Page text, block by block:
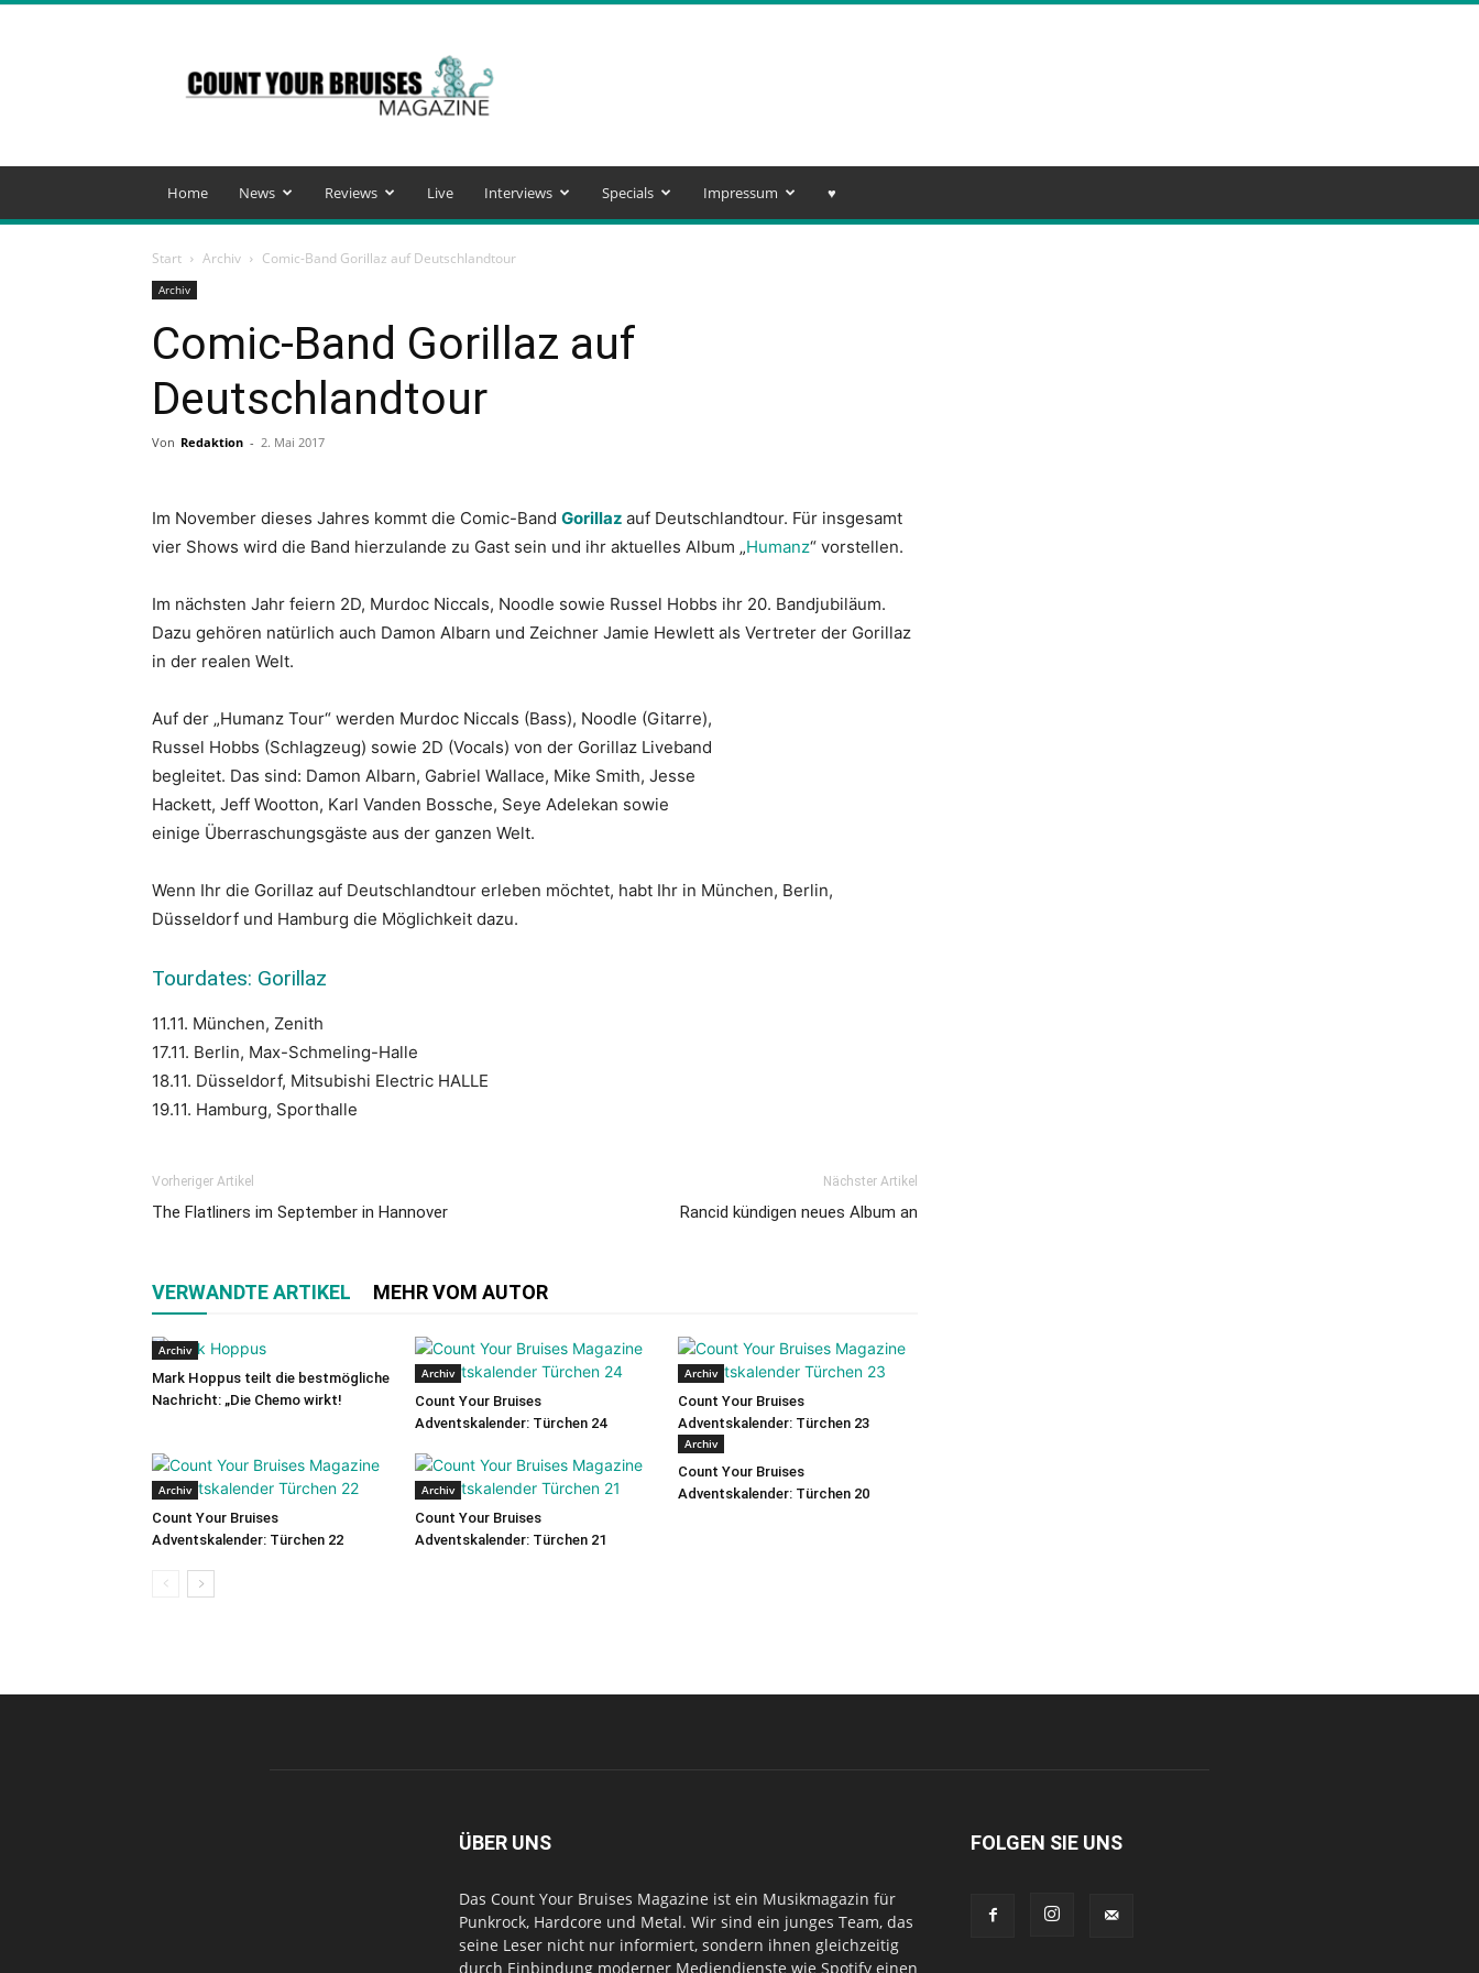
Your
Bruises
Magazine
Home News Reviews Live Interviews Specials Impressum ♥️
Start Archiv Comic-Band Gorillaz auf Deutschlandtour
Archiv
Comic-Band Gorillaz auf
Deutschlandtour
Von Redaktion - 2. Mai 2017
Im November dieses Jahres kommt die Comic-Band Gorillaz auf Deutschlandtour. Für insgesamt
vier Shows wird die Band hierzulande zu Gast sein und ihr aktuelles Album „Humanz“ vorstellen.
Im nächsten Jahr feiern 2D, Murdoc Niccals, Noodle sowie Russel Hobbs ihr 20. Bandjubiläum.
Dazu gehören natürlich auch Damon Albarn und Zeichner Jamie Hewlett als Vertreter der Gorillaz
in der realen Welt.
Auf der „Humanz Tour“ werden Murdoc Niccals (Bass), Noodle (Gitarre),
Russel Hobbs (Schlagzeug) sowie 2D (Vocals) von der Gorillaz Liveband
begleitet. Das sind: Damon Albarn, Gabriel Wallace, Mike Smith, Jesse
Hackett, Jeff Wootton, Karl Vanden Bossche, Seye Adelekan sowie
einige Überraschungsgäste aus der ganzen Welt.
Wenn Ihr die Gorillaz auf Deutschlandtour erleben möchtet, habt Ihr in München, Berlin,
Düsseldorf und Hamburg die Möglichkeit dazu.
Tourdates: Gorillaz
11.11. München, Zenith
17.11. Berlin, Max-Schmeling-Halle
18.11. Düsseldorf, Mitsubishi Electric HALLE
19.11. Hamburg, Sporthalle
Vorheriger Artikel
The Flatliners im September in Hannover
Nächster Artikel
Rancid kündigen neues Album an
VERWANDTE ARTIKEL MEHR VOM AUTOR
Archiv
Mark Hoppus teilt die bestmögliche
Nachricht: „Die Chemo wirkt!
Archiv
Count Your Bruises
Adventskalender: Türchen 24
Archiv
Count Your Bruises
Adventskalender: Türchen 23
Archiv
Count Your Bruises
Adventskalender: Türchen 22
Archiv
Count Your Bruises
Adventskalender: Türchen 21
Archiv
Count Your Bruises
Adventskalender: Türchen 20
ÜBER UNS
Das Count Your Bruises Magazine ist ein Musikmagazin für
Punkrock, Hardcore und Metal. Wir sind ein junges Team, das
seine Leser nicht nur informiert, sondern ihnen gleichzeitig
durch Einbindung moderner Mediendienste wie Spotify einen
FOLGEN SIE UNS